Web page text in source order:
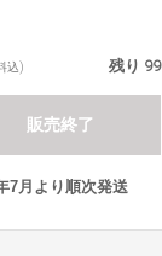
込) 残り 99
販売終了
7月より順次発送